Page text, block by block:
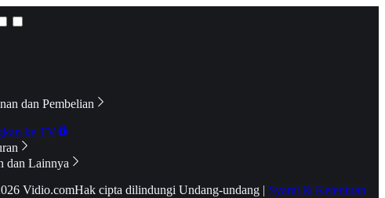
dan Pembelian
ke TV
dan Lainnya
Vidio.comHak cipta dilindungi Undang-undang | Syarat & Ketentuan